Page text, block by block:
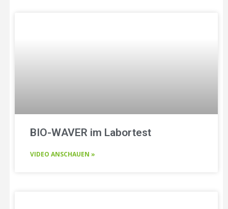
BIO-WAVER im Labortest
VIDEO ANSCHAUEN »